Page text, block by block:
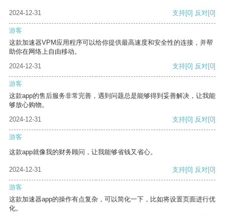
2024-12-31 支持[0] 反对[0]
游客
这款加速器VPM应用程序可以给你提供最高速度和安全性的连接，并帮
助你在网络上自由移动。
2024-12-31
支持[0] 反对[0]
游客
这款app的售后服务非常完善，遇到问题总是能够得到妥善解决，让我能
够放心购物。
2024-12-31
支持[0] 反对[0]
游客
这款app就像我的财务顾问，让我能够省钱又省心。
2024-12-31 支持[0] 反对[0]
游客
这款加速器app的操作有点复杂，可以简化一下，比如将设置页面进行优
化。